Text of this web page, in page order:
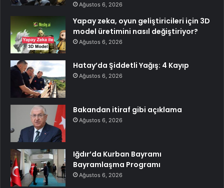
Ağustos 6, 2026
Yapay zeka, oyun geliştiricileri için 3D
model üretimini nasıl değiştiriyor?
Ağustos 6, 2026
Hatay’da Şiddetli Yağış: 4 Kayıp
Ağustos 6, 2026
Bakandan itiraf gibi açıklama
Ağustos 6, 2026
Iğdır’da Kurban Bayramı
Bayramlaşma Programı
Ağustos 6, 2026